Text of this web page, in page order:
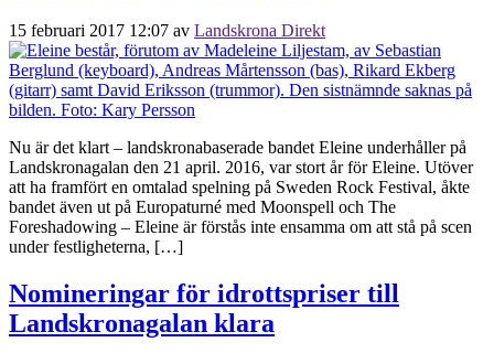
15 februari 2017 12:07 av Landskrona Direkt
Nu är det klart – landskronabaserade bandet Eleine underhåller på
Landskronagalan den 21 april. 2016, var stort år för Eleine. Utöver
att ha framfört en omtalad spelning på Sweden Rock Festival, åkte
bandet även ut på Europaturné med Moonspell och The
Foreshadowing – Eleine är förstås inte ensamma om att stå på scen
under festligheterna, […]
Nomineringar för idrottspriser till
Landskronagalan klara